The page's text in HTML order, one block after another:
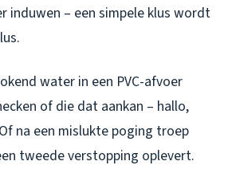
induwen – een simpele klus wordt
water in een PVC-afvoer
of die dat aankan – hallo,
na een mislukte poging troep
tweede verstopping oplevert.